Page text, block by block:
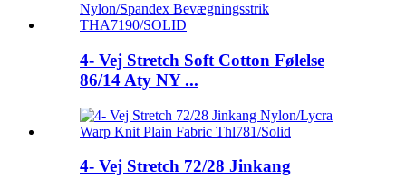
4- Vej Stretch Soft Cotton Følelse
86/14 Aty NY ...
4- Vej Stretch 72/28 Jinkang